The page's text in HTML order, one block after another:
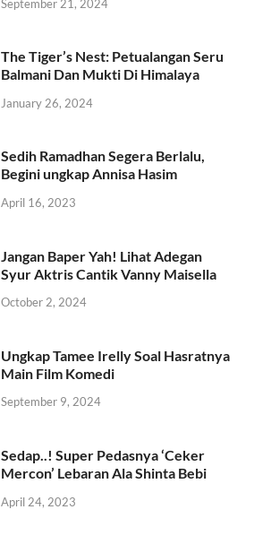
September 21, 2024
The Tiger’s Nest: Petualangan Seru
Balmani Dan Mukti Di Himalaya
January 26, 2024
Sedih Ramadhan Segera Berlalu,
Begini ungkap Annisa Hasim
April 16, 2023
Jangan Baper Yah! Lihat Adegan
Syur Aktris Cantik Vanny Maisella
October 2, 2024
Ungkap Tamee Irelly Soal Hasratnya
Main Film Komedi
September 9, 2024
Sedap..! Super Pedasnya ‘Ceker
Mercon’ Lebaran Ala Shinta Bebi
April 24, 2023